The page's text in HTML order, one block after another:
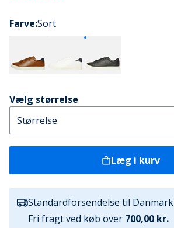
Farve:Sort
Vælg størrelse
Læg i kurv
Standardforsendelse til Danmark
Fri fragt ved køb over 700,00 kr.